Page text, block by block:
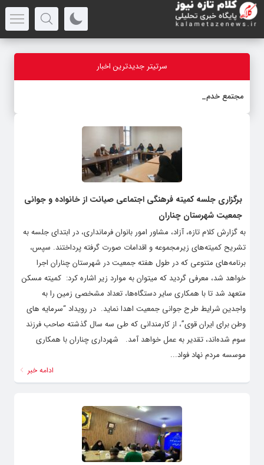
سرتیتر جدیدترین اخبار
مجتمع خدمات رفاهی و
برگزاری جلسه کمیته فرهنگی اجتماعی صیانت از خانواده و جوانی
جمعیت شهرستان چناران
به گزارش کلام تازه، آزاد، مشاور امور بانوان فرمانداری، در ابتدای جلسه به
تشریح کمیته‌های زیرمجموعه و اقدامات صورت گرفته پرداختند. سپس،
برنامه‌های متنوعی که در طول هفته جمعیت در شهرستان چناران اجرا
خواهد شد، معرفی گردید که میتوان به موارد زیر اشاره کرد: ‌ کمیته مسکن
متعهد شد تا با همکاری سایر دستگاه‌ها، تعداد مشخصی زمین را به
واجدین شرایط طرح جوانی جمعیت اهدا نماید. ‌ در رویداد “سرمایه های
وطن برای ایران قوی”، از کارمندانی که طی سه سال گذشته صاحب فرزند
سوم شده‌اند، تقدیر به عمل خواهد آمد. ‌ شهرداری چناران با همکاری
موسسه مردم نهاد فواد...
ادامه خبر